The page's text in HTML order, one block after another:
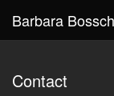
Barbara
Contact